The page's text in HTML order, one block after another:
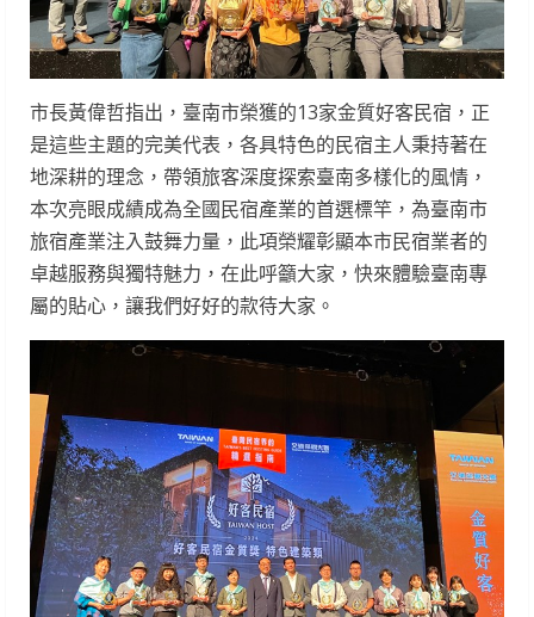
市長黃偉哲指出，臺南市榮獲的13家金質好客民宿，正
是這些主題的完美代表，各具特色的民宿主人秉持著在
地深耕的理念，帶領旅客深度探索臺南多樣化的風情，
本次亮眼成績成為全國民宿產業的首選標竿，為臺南市
旅宿產業注入鼓舞力量，此項榮耀彰顯本市民宿業者的
卓越服務與獨特魅力，在此呼籲大家，快來體驗臺南專
屬的貼心，讓我們好好的款待大家。